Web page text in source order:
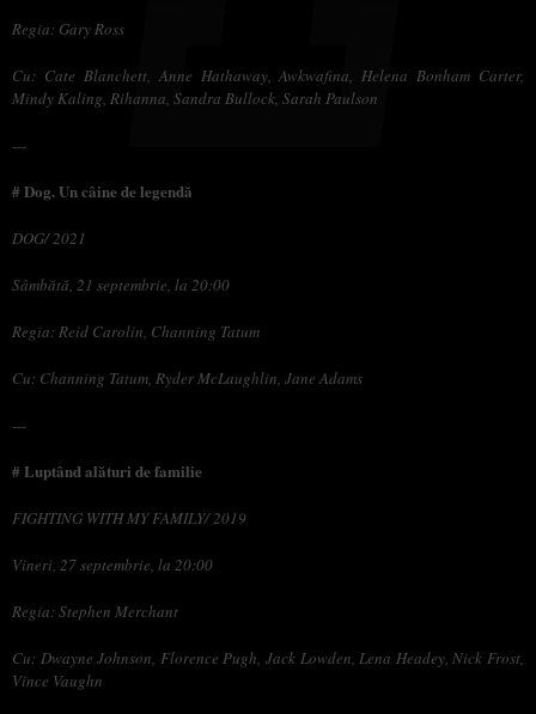
Regia: Gary Ross
Cu: Cate Blanchett, Anne Hathaway, Awkwafina, Helena Bonham Carter,
Mindy Kaling, Rihanna, Sandra Bullock, Sarah Paulson
---
# Dog. Un câine de legendă
DOG/ 2021
Sâmbătă, 21 septembrie, la 20:00
Regia: Reid Carolin, Channing Tatum
Cu: Channing Tatum, Ryder McLaughlin, Jane Adams
---
# Luptând alături de familie
FIGHTING WITH MY FAMILY/ 2019
Vineri, 27 septembrie, la 20:00
Regia: Stephen Merchant
Cu: Dwayne Johnson, Florence Pugh, Jack Lowden, Lena Headey, Nick Frost,
Vince Vaughn